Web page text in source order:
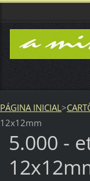
PÁGINA INICIAL >
12x12mm
5.000 -